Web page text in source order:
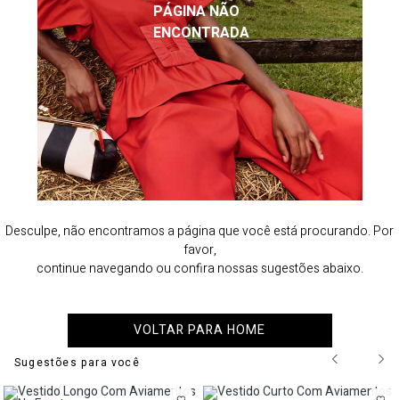
PÁGINA NÃO
ENCONTRADA
Desculpe, não encontramos a página que você está procurando. Por
favor,
continue navegando ou confira nossas sugestões abaixo.
VOLTAR PARA HOME
Sugestões para você